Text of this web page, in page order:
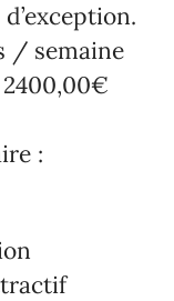
/ semaine
: